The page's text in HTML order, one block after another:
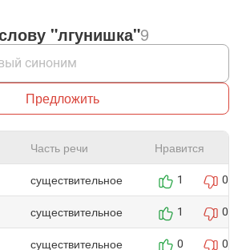
"лгунишка"9
Предложить
Часть речи Нравится
существительное 1 0
существительное 1 0
существительное 0 0